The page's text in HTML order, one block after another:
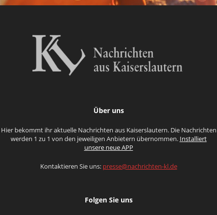
Über uns
Hier bekommt ihr aktuelle Nachrichten aus Kaiserslautern. Die Nachrichten
werden 1 zu 1 von den jeweiligen Anbietern übernommen. Installiert
unsere neue APP
Kontaktieren Sie uns: presse@nachrichten-kl.de
Folgen Sie uns